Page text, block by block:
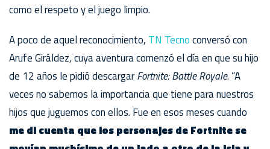
como el respeto y el juego limpio.
A poco de aquel reconocimiento, TN Tecnoconversó con
Arufe Giráldez, cuya aventura comenzó el día en que su hijo
de 12 años le pidió descargarFortnite: Battle Royale. “A
veces no sabemos la importancia que tiene para nuestros
hijos que juguemos con ellos. Fue en esos meses cuando
me di cuenta que los personajes de Fortnite se